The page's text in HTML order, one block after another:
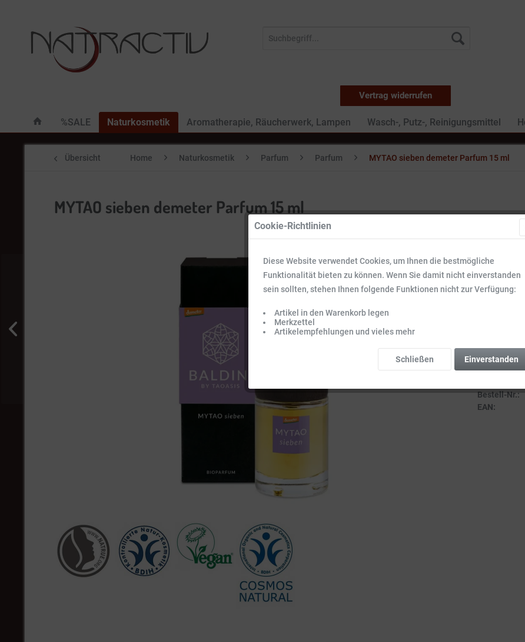
Vertrag widerrufen
%SALE Naturkosmetik Aromatherapie, Räucherwerk, Lampen Wasch-, Putz-, Reinigungsmittel
Übersicht Home Naturkosmetik Parfum Parfum MYTAO sieben demeter Parfum 15 ml
MYTAO sieben demeter Parfum 15 ml
22,49
Inhalt:0.015 l
Preise inkl.
Sofort
Lieferzeit
Bestell-Nr.:
EAN:
Cookie-Richtlinien
Diese Website verwendet Cookies, um Ihnen die bestmögliche
Funktionalität bieten zu können. Wenn Sie damit nicht einverstanden
sein sollten, stehen Ihnen folgende Funktionen nicht zur Verfügung:
Artikel in den Warenkorb legen
Merkzettel
Artikelempfehlungen und vieles mehr
Einverstanden
Schließen